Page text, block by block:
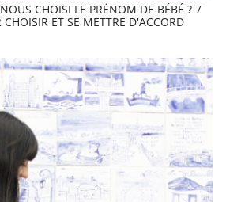
CHOISI LE PRÉNOM DE BÉBÉ ? 7
CHOISIR ET SE METTRE D'ACCORD